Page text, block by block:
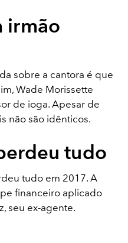
irmão
sobre a cantora é que
Wade Morissette
de ioga. Apesar de
não são idênticos.
tudo
tudo em 2017. A
financeiro aplicado
seu ex-agente.